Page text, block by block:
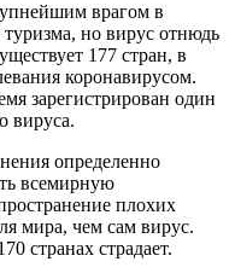
врагом в
но вирус отнюдь
177 стран, в
коронавирусом.
зарегистрирован один
вируса.
определенно
всемирную
плохих
мира, чем сам вирус.
странах страдает.